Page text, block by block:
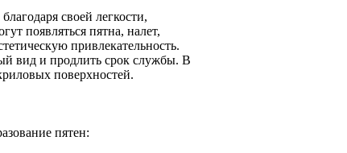
своей легкости,
появляться пятна, налет,
привлекательность.
вид и продлить срок службы. В
поверхностей.
пятен: